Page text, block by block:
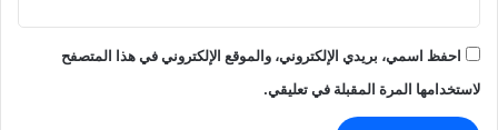
احفظ اسمي، بريدي الإلكتروني، والموقع الإلكتروني في هذا المتصفح
لاستخدامها المرة المقبلة في تعليقي.